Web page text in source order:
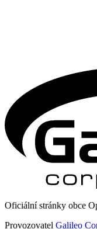
Oficiální stránky obce
Provozovatel Galileo